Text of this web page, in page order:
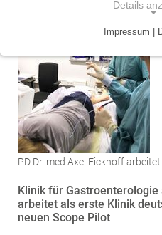
Vereinbarkeit von Beruf
Mitarbeitervorteile
Kinder- und
Neurologie
Psychiatrie und
Anästhesiologie,
Schmerztherapie
Gynäkologie und
Hals-, Nase- und Ohren-
Dermatologie und
Traumazentrum
Tumorzentrum
Viszeralonkologisches
Vorhofflimmerzentrum
Zentrum für
Brandschutz
Zentrum für
Zentrum für Lymphome
Patientenfürsprecher
Physiotherapie
Seelsorge
Soziale Dienste
Alle Kliniken, Fachbereiche
PD Dr. med Axel Eickhoff
Klinik für
arbeitet als erste Klinik
neuen Scope Pilot
Details
Notwendige Cookies
Funktionen und sind für
der Website erforderlich.
Einverständnis-Cookie
Name:
Zweck:
Dieser Cookie speichert
Impressum |